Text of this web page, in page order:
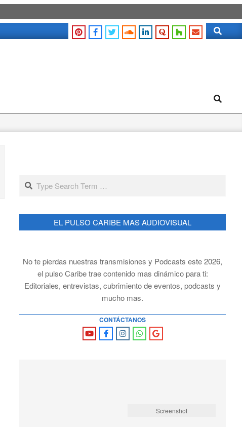
Search
Search
Search
EL PULSO CARIBE MAS AUDIOVISUAL
No te pierdas nuestras transmisiones y Podcasts este 2026,
el pulso Caribe trae contenido mas dinámico para ti:
Editoriales, entrevistas, cubrimiento de eventos, podcasts y
mucho mas.
CONTÁCTANOS
Screenshot